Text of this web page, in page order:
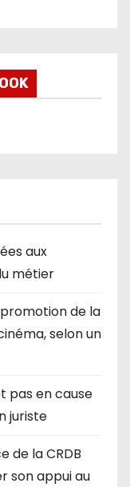
aux
métier
de la
selon un
pas en cause
juriste
de la CRDB
son appui au